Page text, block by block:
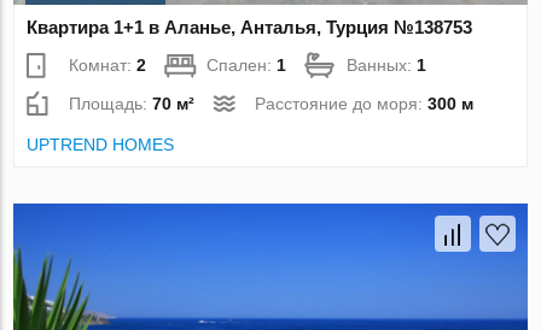
Квартира 1+1 в Аланье, Анталья, Турция №138753
Комнат:2 Спален: 1 Ванных: 1
Площадь:70 м² Расстояние до моря:300 м
UPTREND HOMES